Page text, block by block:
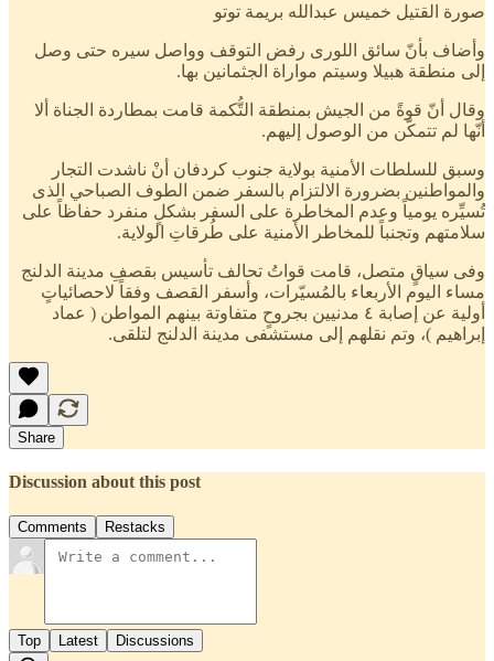
صورة القتيل خميس عبدالله بريمة توتو
وأضاف بأنّ سائق اللورى رفض التوقف وواصل سيره حتى وصل
إلى منطقة هبيلا وسيتم مواراة الجثمانين بها.
وقال أنّ قوةً من الجيش بمنطقة التُّكمة قامت بمطاردة الجناة ألا
أنّها لم تتمكّن من الوصول إليهم.
وسبق للسلطات الأمنية بولاية جنوب كردفان أنْ ناشدت التجار
والمواطنين بضرورة الالتزام بالسفر ضمن الطوف الصباحي الذى
تُسيِّره يومياً وعدم المخاطرة على السفر بشكلٍ منفرد حفاظاً على
سلامتهم وتجنباً للمخاطر الأمنية على طُرقاتِ الولاية.
وفى سياقٍ متصل، قامت قواتُ تحالف تأسيس بقصفِ مدينة الدلنج
مساء اليوم الأربعاء بالمُسيّرات، وأسفر القصف وفقاً لاحصائياتٍ
أولية عن إصابة ٤ مدنيين بجروحٍ متفاوتة بينهم المواطن ( عماد
إبراهيم )، وتم نقلهم إلى مستشفى مدينة الدلنج لتلقى.
Share
Discussion about this post
Comments Restacks
Top Latest Discussions